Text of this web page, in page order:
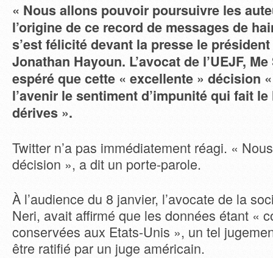
« Nous allons pouvoir poursuivre les
l’origine de ce record de messages de
s’est félicité devant la presse le président
Jonathan Hayoun. L’avocat de l’UEJF,
espéré que cette « excellente » décision
l’avenir le sentiment d’impunité qui fait
dérives ».
Twitter n’a pas immédiatement réagi. «
décision », a dit un porte-parole.
À l’audience du 8 janvier, l’avocate de la
Neri, avait affirmé que les données étant «
conservées aux Etats-Unis », un tel
être ratifié par un juge américain.